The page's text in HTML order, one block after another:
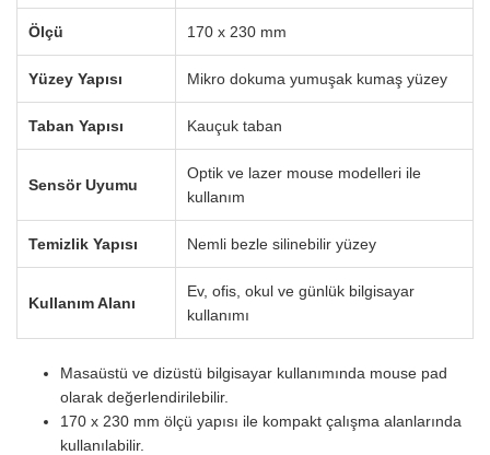
Ölçü 170 x 230 mm
Yüzey Yapısı Mikro dokuma yumuşak kumaş yüzey
Taban Yapısı Kauçuk taban
Sensör Uyumu
Optik ve lazer mouse modelleri ile
kullanım
Temizlik Yapısı Nemli bezle silinebilir yüzey
Kullanım Alanı
Ev, ofis, okul ve günlük bilgisayar
kullanımı
Masaüstü ve dizüstü bilgisayar kullanımında mouse pad
olarak değerlendirilebilir.
170 x 230 mm ölçü yapısı ile kompakt çalışma alanlarında
kullanılabilir.